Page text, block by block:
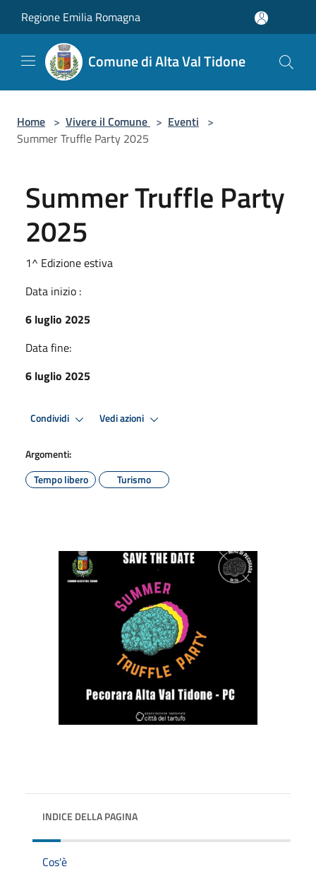
Regione Emilia Romagna
Comune di Alta Val Tidone
Home > Vivere il Comune > Eventi >
Summer Truffle Party 2025
Summer Truffle Party
2025
1^ Edizione estiva
Data inizio :
6 luglio 2025
Data fine:
6 luglio 2025
Condividi Vedi azioni
Argomenti:
Tempo libero
Turismo
INDICE DELLA PAGINA
Cos'è